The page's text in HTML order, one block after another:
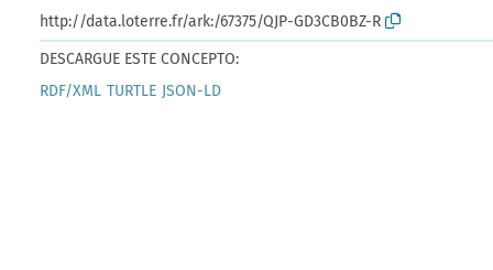
http://data.loterre.fr/ark:/67375/QJP-GD3CB0BZ-R
DESCARGUE ESTE CONCEPTO:
RDF/XML TURTLE JSON-LD